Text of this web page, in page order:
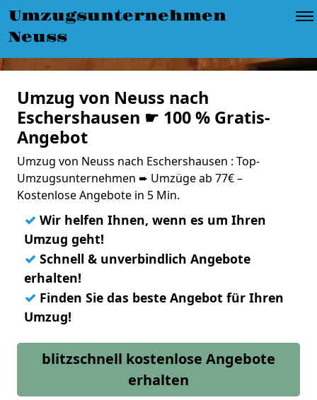
Umzugsunternehmen
Neuss
Umzug von Neuss nach
Eschershausen ☛ 100 % Gratis-
Angebot
Umzug von Neuss nach Eschershausen : Top-
Umzugsunternehmen ➨ Umzüge ab 77€ –
Kostenlose Angebote in 5 Min.
✓ Wir helfen Ihnen, wenn es um Ihren
Umzug geht!
✓ Schnell & unverbindlich Angebote
erhalten!
✓ Finden Sie das beste Angebot für Ihren
Umzug!
blitzschnell kostenlose Angebote
erhalten